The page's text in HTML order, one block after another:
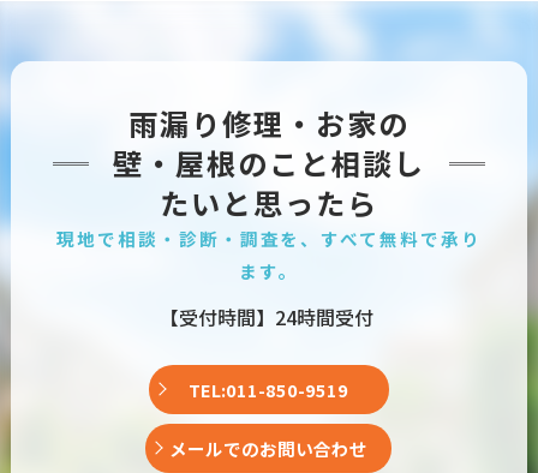
現地で相談・診断・調査を、すべて無料で承り
ます。
雨漏り修理・お家の
壁・屋根のこと相談し
たいと思ったら
【受付時間】24時間受付
TEL:011-850-9519
メールでのお問い合わせ